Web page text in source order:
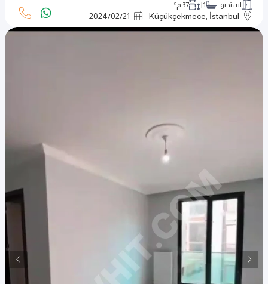
استديو 1 37 م²
Küçükçekmece, İstanbul
2024/02/21